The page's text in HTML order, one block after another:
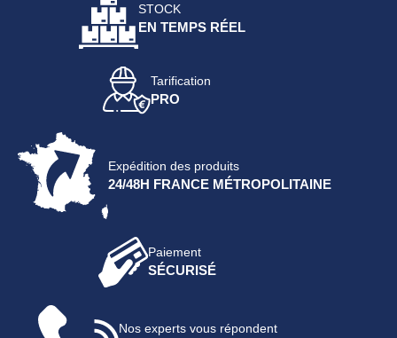
STOCK
EN TEMPS RÉEL
Tarification
PRO
Expédition des produits
24/48H FRANCE MÉTROPOLITAINE
Paiement
SÉCURISÉ
Nos experts vous répondent